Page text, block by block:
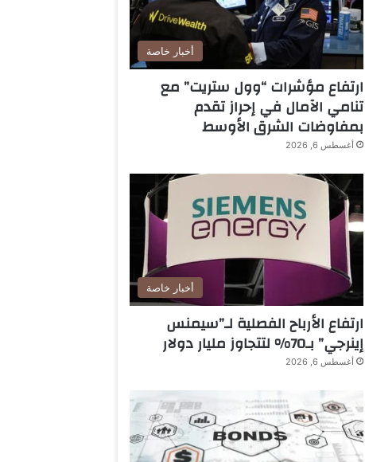
أخبار خاصة
ارتفاع مؤشرات “وول ستريت” مع
تنامي الآمال في إحراز تقدم
بمفاوضات الشرق الأوسط
أغسطس 6, 2026
أخبار خاصة
ارتفاع الأرباح الفصلية لـ”سيمنس
إينرجي” بـ70% لتتجاوز مليار دولار
أغسطس 6, 2026